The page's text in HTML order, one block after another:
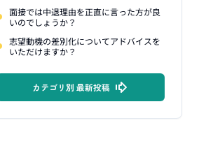
面接では中退理由を正直に言った方が良
いのでしょうか？
志望動機の差別化についてアドバイスを
いただけますか？
カテゴリ別 最新投稿